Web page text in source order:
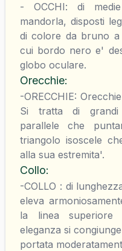
- OCCHI: di
mandorla, disposti
di colore da bruno
cui bordo nero e'
globo oculare.
Orecchie:
-ORECCHIE:
Si tratta di grandi
parallele che
triangolo isoscele
alla sua estremita'.
Collo:
-COLLO : di
eleva
la linea superiore
eleganza si
portata